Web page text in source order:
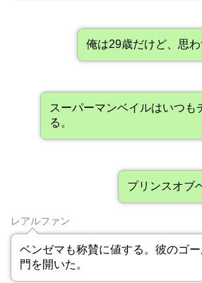
俺は29歳だけど、思
スーパーマンベイルはいつも
る。
プリンスオブ
レアルファン
ベンゼマも称賛に値する。彼のゴ
門を開いた。